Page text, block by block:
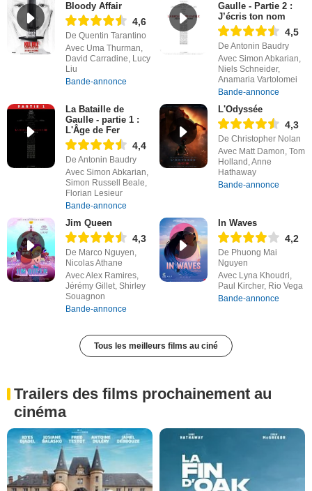
Bloody Affair
4,6
De Quentin Tarantino
Avec Uma Thurman,
David Carradine, Lucy
Liu
Bande-annonce
Gaulle - Partie 2 :
J’écris ton nom
4,5
De Antonin Baudry
Avec Simon Abkarian,
Niels Schneider,
Anamaria Vartolomei
Bande-annonce
La Bataille de
Gaulle - partie 1 :
L'Âge de Fer
4,4
De Antonin Baudry
Avec Simon Abkarian,
Simon Russell Beale,
Florian Lesieur
Bande-annonce
L'Odyssée
4,3
De Christopher Nolan
Avec Matt Damon, Tom
Holland, Anne
Hathaway
Bande-annonce
Jim Queen
4,3
De Marco Nguyen,
Nicolas Athane
Avec Alex Ramires,
Jérémy Gillet, Shirley
Souagnon
Bande-annonce
In Waves
4,2
De Phuong Mai
Nguyen
Avec Lyna Khoudri,
Paul Kircher, Rio Vega
Bande-annonce
Tous les meilleurs films au ciné
Trailers des films prochainement au
cinéma